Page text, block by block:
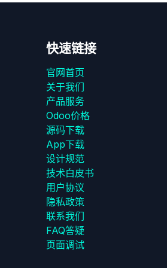
快速链接
官网首页
关于我们
产品服务
Odoo价格
源码下载
App下载
设计规范
技术白皮书
用户协议
‎隐私政策‎
联系我们
FAQ答疑
页面调试